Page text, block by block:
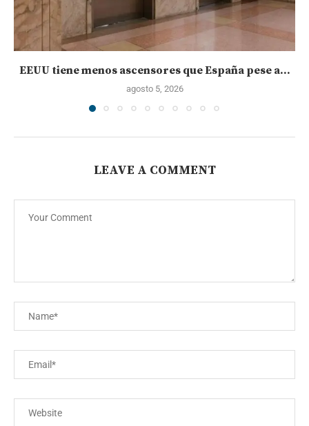
EEUU tiene menos ascensores que España pese a...
agosto 5, 2026
LEAVE A COMMENT